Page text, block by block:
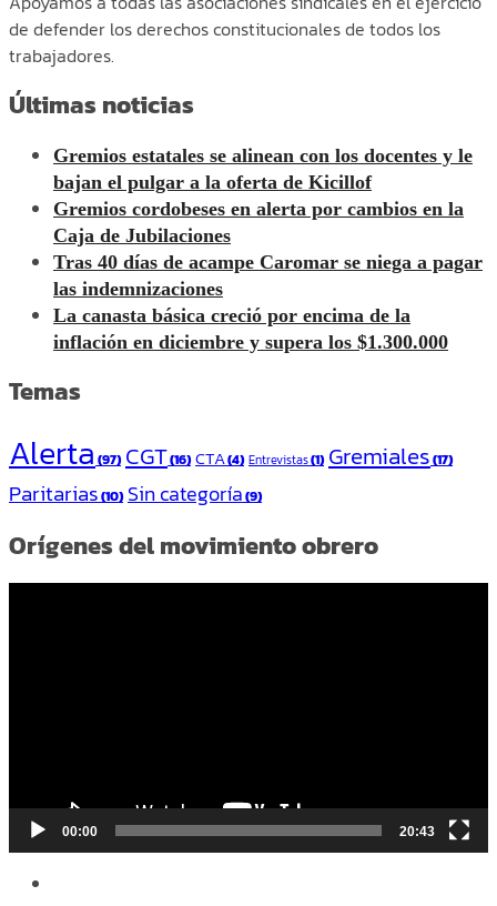
de defender los derechos constitucionales de todos los
trabajadores.
Últimas noticias
Gremios estatales se alinean con los docentes y le
bajan el pulgar a la oferta de Kicillof
Gremios cordobeses en alerta por cambios en la
Caja de Jubilaciones
Tras 40 días de acampe Caromar se niega a pagar
las indemnizaciones
La canasta básica creció por encima de la
inflación en diciembre y supera los $1.300.000
Temas
Alerta(97) CGT(16) CTA(4) Entrevistas(1) Gremiales(17)
Paritarias(10) Sin categoría(9)
Orígenes del movimiento obrero
00:00 20:43